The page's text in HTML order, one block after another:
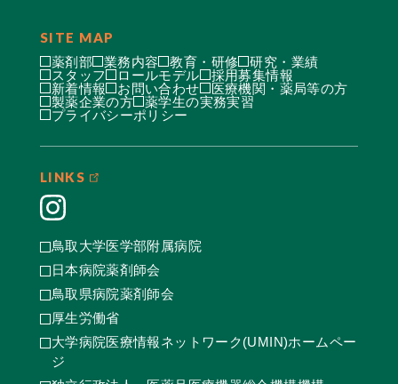
SITE MAP
薬剤部 業務内容 教育・研修
研究・業績
スタッフ
ロールモデル
採用募集情報
新着情報
お問い合わせ
医療機関・薬局等の方
製薬企業の方
薬学生の実務実習
プライバシーポリシー
LINKS
鳥取大学医学部附属病院
日本病院薬剤師会
鳥取県病院薬剤師会
厚生労働省
大学病院医療情報ネットワーク(UMIN)ホームペー
ジ